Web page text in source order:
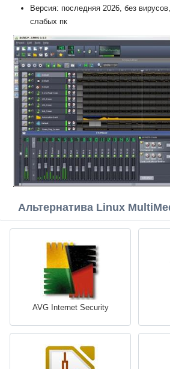
Версия: последняя 2026, без
слабых пк
Альтернатива Linux
AVG Internet Security